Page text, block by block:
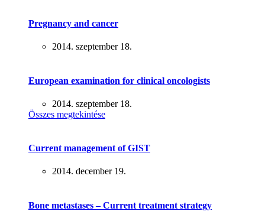
Pregnancy and cancer
2014. szeptember 18.
European examination for clinical oncologists
2014. szeptember 18.
Összes megtekintése
Current management of GIST
2014. december 19.
Bone metastases – Current treatment strategy